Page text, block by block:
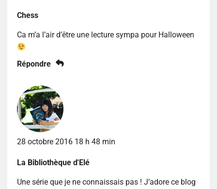
Chess
Ca m’a l’air d’être une lecture sympa pour Halloween
Répondre
28 octobre 2016 18 h 48 min
La Bibliothèque d'Elé
Une série que je ne connaissais pas ! J’adore ce blog